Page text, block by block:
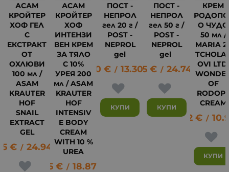
АСАМ
КРОЙТЕР
ХОФ ГЕЛ
С
ЕКСТРАКТ
ОТ
ОХЛЮВИ
100 мл /
ASAM
KRAUTER
HOF
SNAIL
EXTRACT
GEL
€ / 24.94 лв.
АСАМ
КРОЙТЕР
ХОФ
ИНТЕНЗИ
ВЕН КРЕМ
ЗА ТЯЛО
С 10%
УРЕЯ 200
мл / ASAM
KRAUTER
HOF
INTENSIV
E BODY
CREAM
WITH 10 %
UREA
9.65 € / 18.87
ПОСТ -
НЕПРОЛ
гел 20 г /
POST -
NEPROL
gel
6.80 € / 13.30 лв.
КУПИ
ПОСТ -
НЕПРОЛ
гел 50 г /
POST -
NEPROL
gel
12.65 € / 24.74 лв.
КУПИ
КРЕМ
О ЧУДО
50 мл /
MARIA
OVI LTD.
OF
CREAM
5.62 € /
КУПИ